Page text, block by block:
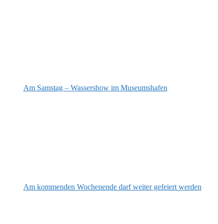
Am Samstag – Wassershow im Museumshafen
Am kommenden Wochenende darf weiter gefeiert werden